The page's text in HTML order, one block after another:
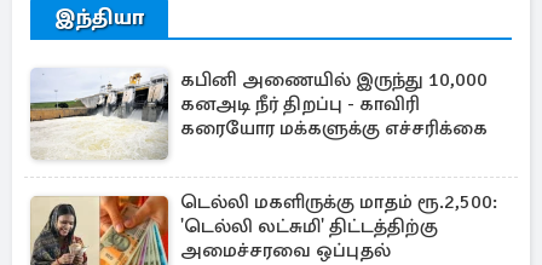
இந்தியா
கபினி அணையில் இருந்து 10,000
கனஅடி நீர் திறப்பு - காவிரி
கரையோர மக்களுக்கு எச்சரிக்கை
டெல்லி மகளிருக்கு மாதம் ரூ.2,500:
'டெல்லி லட்சுமி' திட்டத்திற்கு
அமைச்சரவை ஒப்புதல்